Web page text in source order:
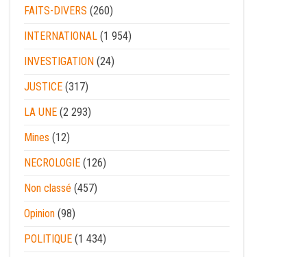
FAITS-DIVERS (260)
INTERNATIONAL (1 954)
INVESTIGATION (24)
JUSTICE (317)
LA UNE (2 293)
Mines (12)
NECROLOGIE (126)
Non classé (457)
Opinion (98)
POLITIQUE (1 434)